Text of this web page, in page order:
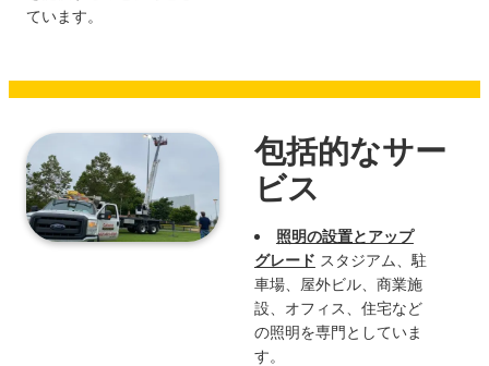
ています。
包括的なサー
ビス
照明の設置とアップ
グレード スタジアム、駐
車場、屋外ビル、商業施
設、オフィス、住宅など
の照明を専門としていま
す。